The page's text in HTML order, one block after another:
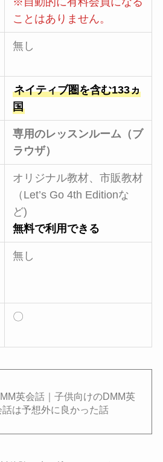
ことはありません。
無し
ネイティブ圏を含む133ヵ
国
専用のレッスンルーム（ブ
ラウザ）
オリジナル教材、市販教材
（Let’s Go 4th Editionな
ど)
無料で利用できる
無し
〇
英会話｜子供向けのDMM英
話は予想外に良かった話